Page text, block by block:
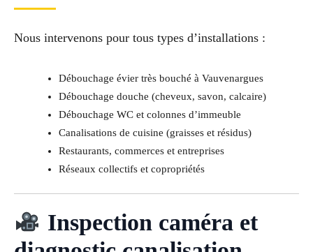
Nous intervenons pour tous types d’installations :
Débouchage évier très bouché à Vauvenargues
Débouchage douche (cheveux, savon, calcaire)
Débouchage WC et colonnes d’immeuble
Canalisations de cuisine (graisses et résidus)
Restaurants, commerces et entreprises
Réseaux collectifs et copropriétés
Inspection caméra et